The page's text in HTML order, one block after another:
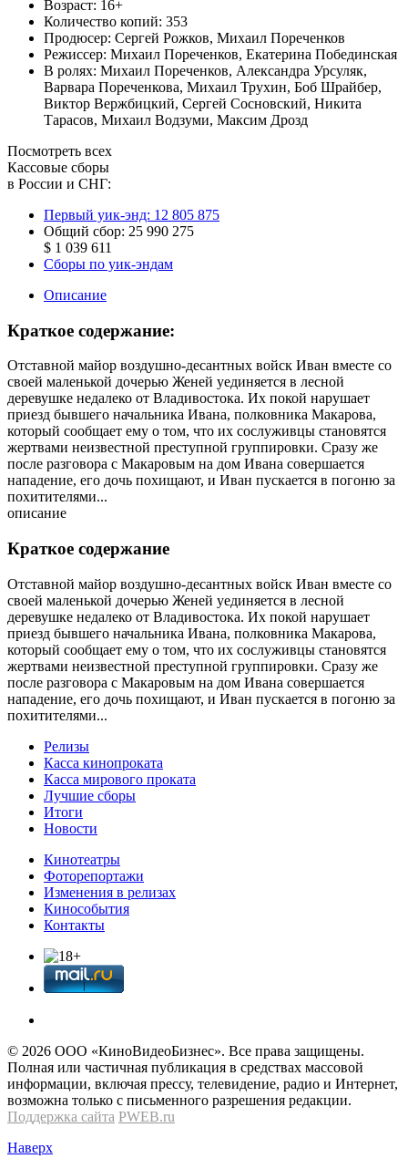
Возраст: 16+
Количество копий: 353
Продюсер: Сергей Рожков, Михаил Пореченков
Режиссер: Михаил Пореченков, Екатерина Побединская
В ролях: Михаил Пореченков, Александра Урсуляк,
Варвара Пореченкова, Михаил Трухин, Боб Шрайбер,
Виктор Вержбицкий, Сергей Сосновский, Никита
Тарасов, Михаил Водзуми, Максим Дрозд
Посмотреть всех
Кассовые сборы
в России и СНГ:
Первый уик-энд: 12 805 875
Общий сбор: 25 990 275
$ 1 039 611
Сборы по уик-эндам
Описание
Краткое содержание:
Отставной майор воздушно-десантных войск Иван вместе со
своей маленькой дочерью Женей уединяется в лесной
деревушке недалеко от Владивостока. Их покой нарушает
приезд бывшего начальника Ивана, полковника Макарова,
который сообщает ему о том, что их сослуживцы становятся
жертвами неизвестной преступной группировки. Сразу же
после разговора с Макаровым на дом Ивана совершается
нападение, его дочь похищают, и Иван пускается в погоню за
похитителями...
описание
Краткое содержание
Отставной майор воздушно-десантных войск Иван вместе со
своей маленькой дочерью Женей уединяется в лесной
деревушке недалеко от Владивостока. Их покой нарушает
приезд бывшего начальника Ивана, полковника Макарова,
который сообщает ему о том, что их сослуживцы становятся
жертвами неизвестной преступной группировки. Сразу же
после разговора с Макаровым на дом Ивана совершается
нападение, его дочь похищают, и Иван пускается в погоню за
похитителями...
Релизы
Касса кинопроката
Касса мирового проката
Лучшие сборы
Итоги
Новости
Кинотеатры
Фоторепортажи
Изменения в релизах
Кинособытия
Контакты
© 2026 OOО «КиноВидеоБизнес». Все права защищены.
Полная или частичная публикация в средствах массовой
информации, включая прессу, телевидение, радио и Интернет,
возможна только с письменного разрешения редакции.
Поддержка сайта PWEB.ru
Наверх